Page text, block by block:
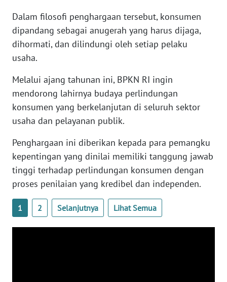
Dalam filosofi penghargaan tersebut, konsumen
dipandang sebagai anugerah yang harus dijaga,
dihormati, dan dilindungi oleh setiap pelaku
usaha.
Melalui ajang tahunan ini, BPKN RI ingin
mendorong lahirnya budaya perlindungan
konsumen yang berkelanjutan di seluruh sektor
usaha dan pelayanan publik.
Penghargaan ini diberikan kepada para pemangku
kepentingan yang dinilai memiliki tanggung jawab
tinggi terhadap perlindungan konsumen dengan
proses penilaian yang kredibel dan independen.
1 2 Selanjutnya Lihat Semua
WN
WN
KEPRI
WN
PAPUA
WN
BARAT
WN
RIAU
WN